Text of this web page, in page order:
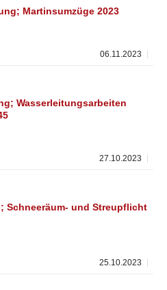
Martinsumzüge 2023
06.11.2023
Wasserleitungsarbeiten
27.10.2023
Schneeräum- und Streupflicht
25.10.2023